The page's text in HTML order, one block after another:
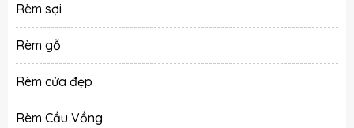
Rèm sợi
Rèm gỗ
Rèm cửa đẹp
Rèm Cầu Vồng